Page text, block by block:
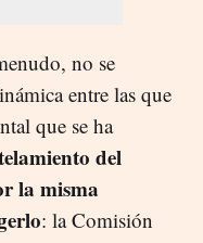
no se
entre las que
que se ha
del
la misma
: la Comisión